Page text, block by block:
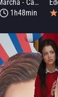
A Longa Marcha - Caminhe ou Morra
1h48min